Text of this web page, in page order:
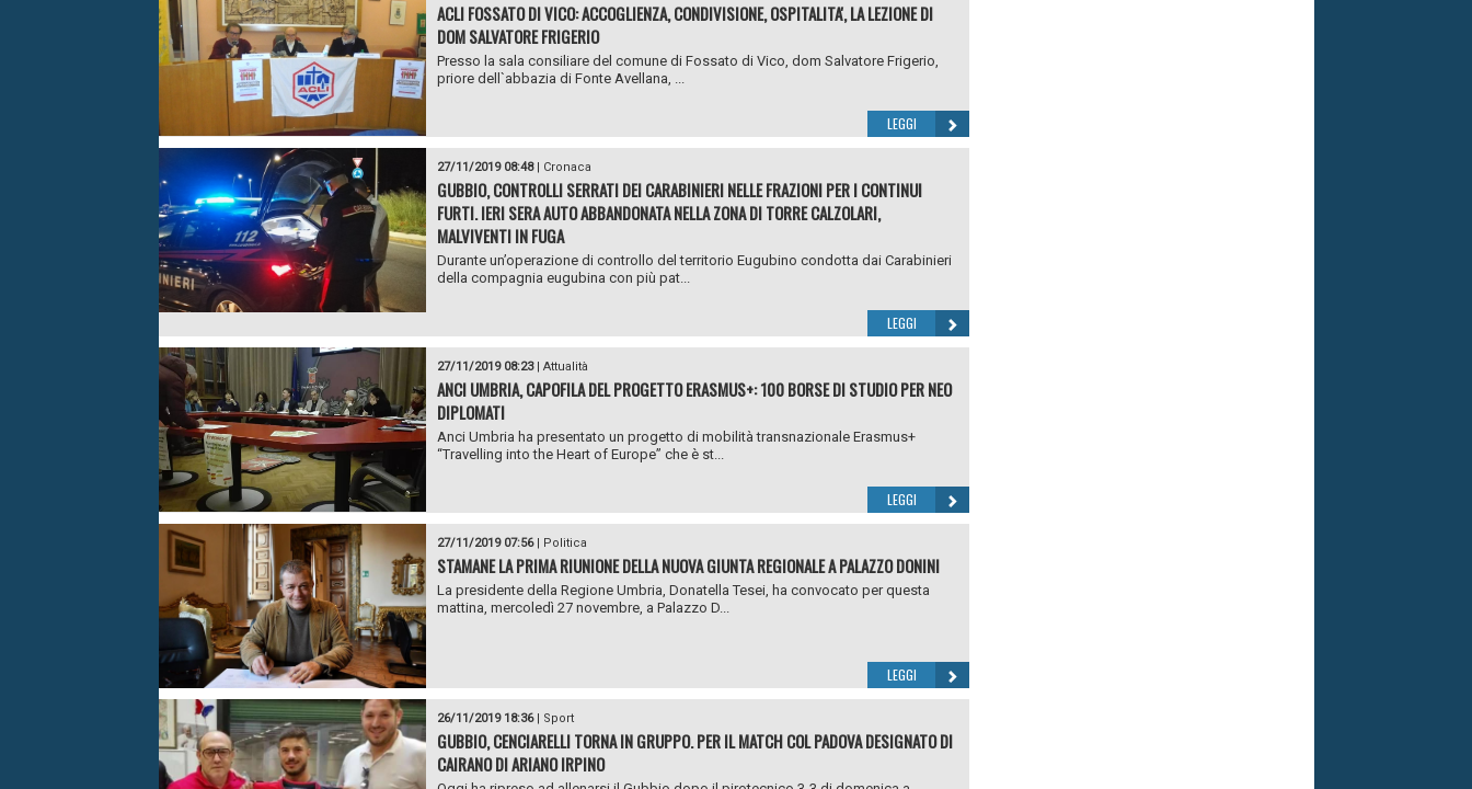
ACLI FOSSATO DI VICO: ACCOGLIENZA, CONDIVISIONE, OSPITALITA', LA LEZIONE DI
DOM SALVATORE FRIGERIO
Presso la sala consiliare del comune di Fossato di Vico, dom Salvatore Frigerio,
priore dell`abbazia di Fonte Avellana, ...
LEGGI
27/11/2019 08:48| Cronaca
GUBBIO, CONTROLLI SERRATI DEI CARABINIERI NELLE FRAZIONI PER I CONTINUI
FURTI. IERI SERA AUTO ABBANDONATA NELLA ZONA DI TORRE CALZOLARI,
MALVIVENTI IN FUGA
Durante un’operazione di controllo del territorio Eugubino condotta dai Carabinieri
della compagnia eugubina con più pat...
LEGGI
27/11/2019 08:23| Attualità
ANCI UMBRIA, CAPOFILA DEL PROGETTO ERASMUS+: 100 BORSE DI STUDIO PER NEO
DIPLOMATI
Anci Umbria ha presentato un progetto di mobilità transnazionale Erasmus+
“Travelling into the Heart of Europe” che è st...
LEGGI
27/11/2019 07:56| Politica
STAMANE LA PRIMA RIUNIONE DELLA NUOVA GIUNTA REGIONALE A PALAZZO DONINI
La presidente della Regione Umbria, Donatella Tesei, ha convocato per questa
mattina, mercoledì 27 novembre, a Palazzo D...
LEGGI
26/11/2019 18:36| Sport
GUBBIO, CENCIARELLI TORNA IN GRUPPO. PER IL MATCH COL PADOVA DESIGNATO DI
CAIRANO DI ARIANO IRPINO